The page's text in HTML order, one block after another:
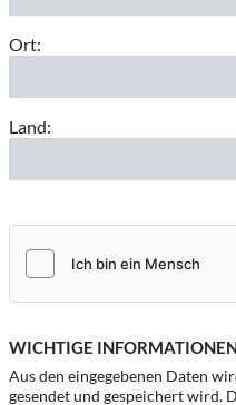
Ort:
Land:
WICHTIGE
Aus den eingegebenen Daten
gesendet und gespeichert wird.